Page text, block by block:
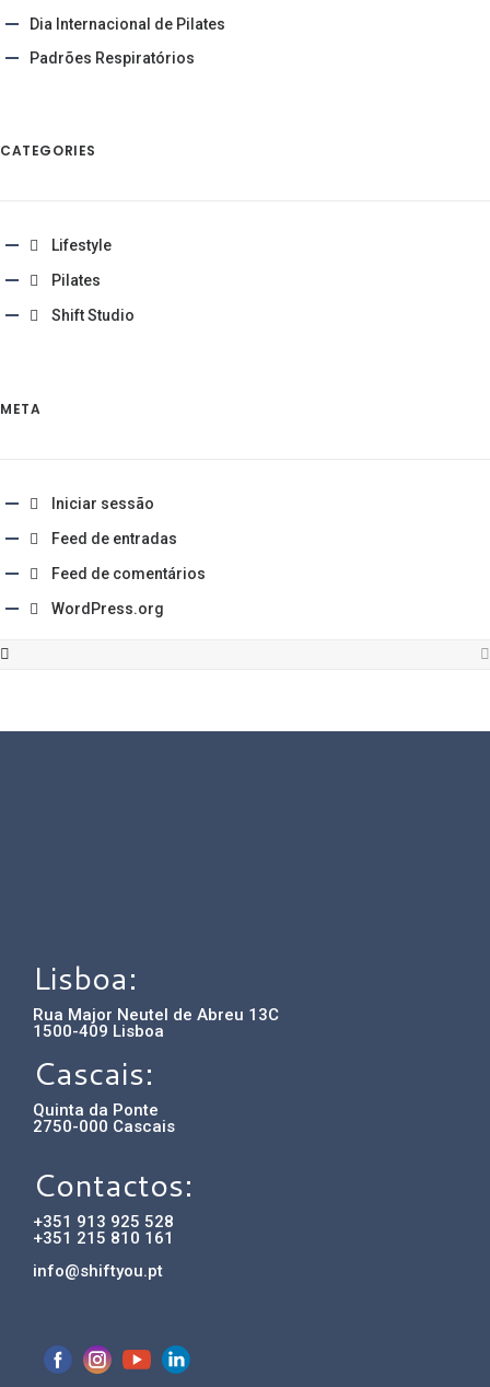
Dia Internacional de Pilates
Padrões Respiratórios
CATEGORIES
Lifestyle
Pilates
Shift Studio
META
Iniciar sessão
Feed de entradas
Feed de comentários
WordPress.org
Lisboa:
Rua Major Neutel de Abreu 13C
1500-409 Lisboa
Cascais:
Quinta da Ponte
2750-000 Cascais
Contactos:
+351 913 925 528
+351 215 810 161
info@shiftyou.pt